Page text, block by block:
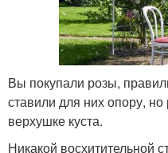
Вы покупали розы,
ставили для них опору, но
верхушке куста.
Никакой восхитительной